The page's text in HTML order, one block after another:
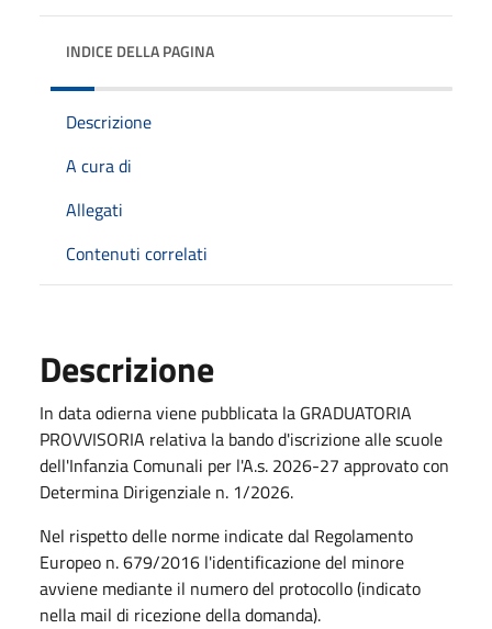
INDICE DELLA PAGINA
Descrizione
A cura di
Allegati
Contenuti correlati
Descrizione
In data odierna viene pubblicata la GRADUATORIA
PROVVISORIA relativa la bando d'iscrizione alle scuole
dell'Infanzia Comunali per l'A.s. 2026-27 approvato con
Determina Dirigenziale n. 1/2026.
Nel rispetto delle norme indicate dal Regolamento
Europeo n. 679/2016 l'identificazione del minore
avviene mediante il numero del protocollo (indicato
nella mail di ricezione della domanda).